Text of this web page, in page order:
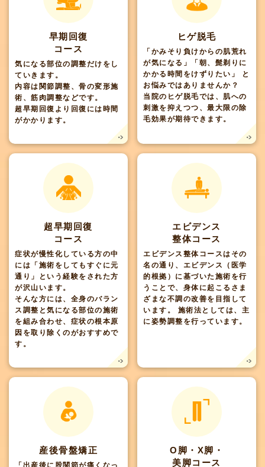
早期回復
コース
気になる部位の調整だけをし
ていきます。
内容は関節調整、骨の変形施
術、筋肉調整などです。
超早期回復より回復には時間
がかかります。
ヒゲ脱毛
「かみそり負けからの肌荒れ
が気になる」「朝、髭剃りに
かかる時間をけずりたい」 と
お悩みではありませんか？
当院のヒゲ脱毛では、肌への
刺激を抑えつつ、最大限の除
毛効果が期待できます。
超早期回復
コース
症状が慢性化している方の中
には「施術をしてもすぐに元
通り」という経験をされた方
が沢山います。
そんな方には、全身のバラン
ス調整と気になる部位の施術
を組み合わせ、症状の根本原
因を取り除くのがおすすめで
す。
エビデンス
整体コース
エビデンス整体コースはその
名の通り、エビデンス（医学
的根拠）に基づいた施術を行
うことで、身体に起こるさま
ざまな不調の改善を目指して
います。 施術法としては、主
に姿勢調整を行っています。
産後骨盤矯正
「出産後に股関節が痛くなっ
O脚・X脚・
美脚コース